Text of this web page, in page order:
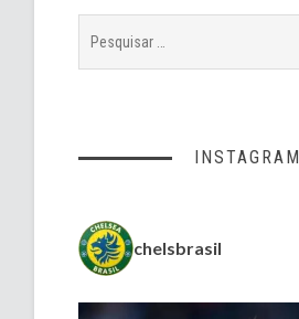
INSTAGRAM
chelsbrasil